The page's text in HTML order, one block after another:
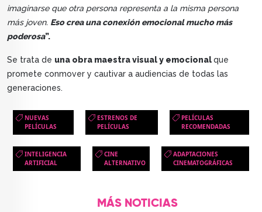
imaginarse que otra persona representa a la misma persona
más joven. Eso crea una conexión emocional mucho más
poderosa”.
Se trata de una obra maestra visual y emocionalque
promete conmover y cautivar a audiencias de todas las
generaciones.
NUEVAS
PELÍCULAS
ESTRENOS DE
PELÍCULAS
PELÍCULAS
RECOMENDADAS
INTELIGENCIA
ARTIFICIAL
CINE
ALTERNATIVO
ADAPTACIONES
CINEMATOGRÁFICAS
MÁS NOTICIAS